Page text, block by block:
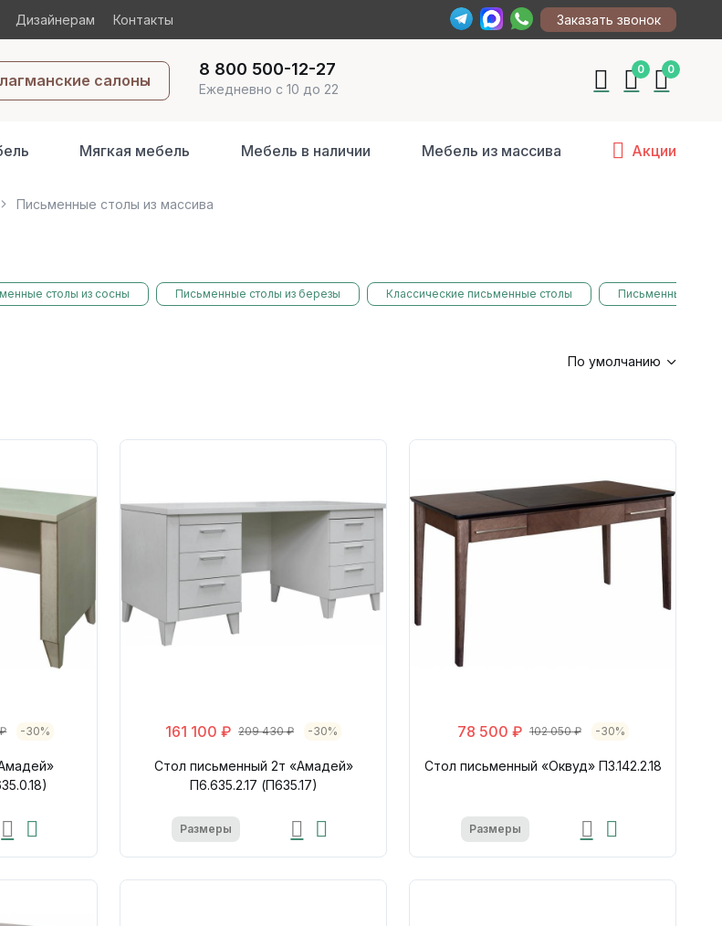
Дизайнерам Контакты Заказать звонок
салоны
8 800 500-12-27
Ежедневно с 10 до 22
0 0
Мягкая мебель Мебель в наличии Мебель из массива Акции
Письменные столы из массива
столы из сосны Письменные столы из березы Классические письменные столы Письменные
По умолчанию
-30% 161 100 ₽ 209 430 ₽ -30%
Стол письменный 2т «Амадей»
П6.635.2.17 (П635.17)
Размеры
78 500 ₽ 102 050 ₽ -30%
Стол письменный «Оквуд» П3.142.2.18
Размеры